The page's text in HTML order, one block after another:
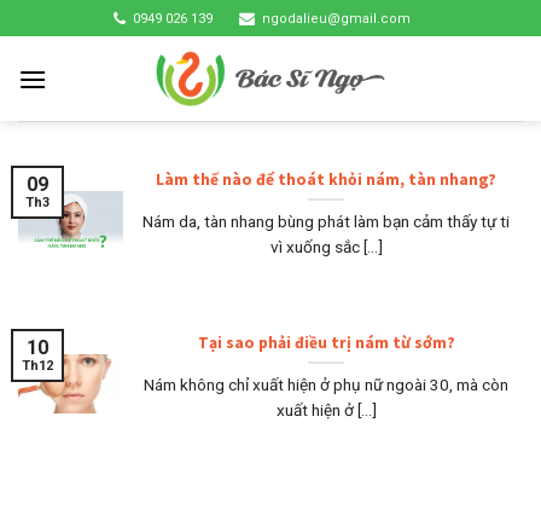
to
content
0949 026 139 ngodalieu@gmail.com
Làm thế nào để thoát khỏi nám, tàn nhang?
Nám da, tàn nhang bùng phát làm bạn cảm thấy tự ti
vì xuống sắc [...]
09
Th3
Tại sao phải điều trị nám từ sớm?
Nám không chỉ xuất hiện ở phụ nữ ngoài 30, mà còn
xuất hiện ở [...]
10
Th12